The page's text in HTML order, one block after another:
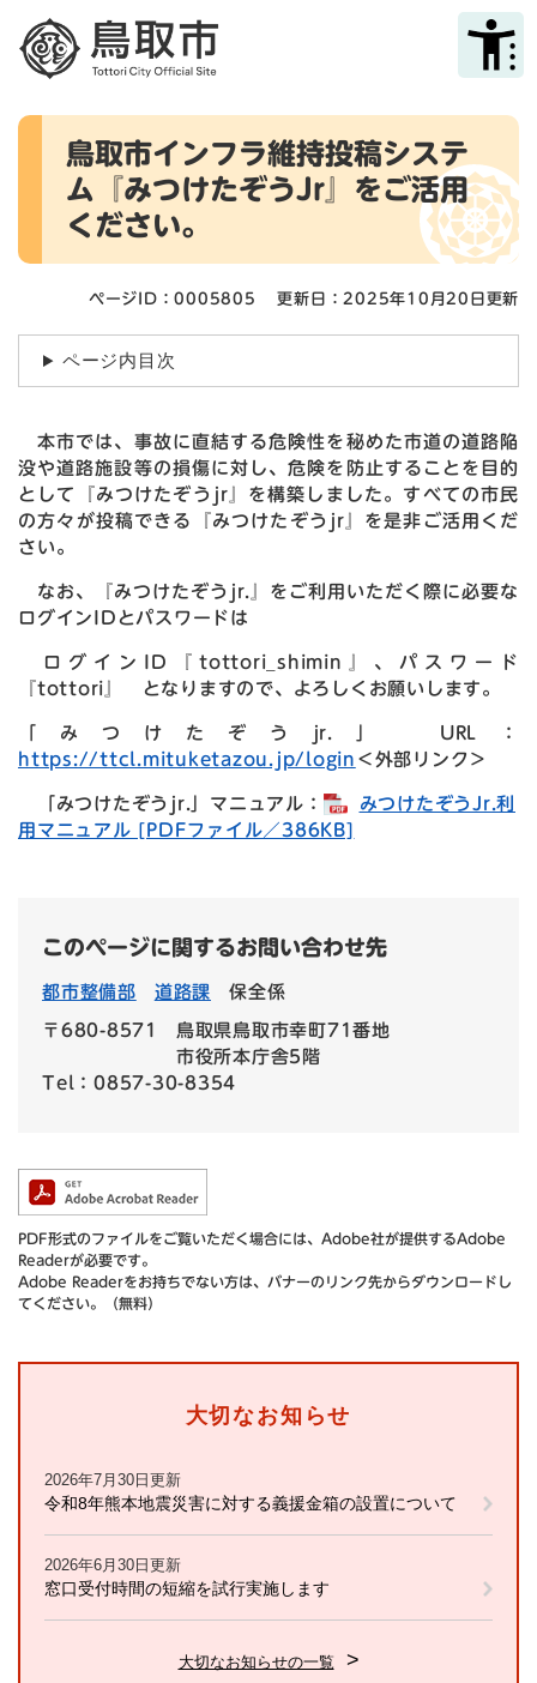
メニューを飛ばして本文へ
本
鳥取市インフラ維持投稿システ
ム『みつけたぞうJr』をご活用
ください。
ページID：0005805 更新日：2025年10月20日更新
ページ内目次
本市では、事故に直結する危険性を秘めた市道の道路陥
没や道路施設等の損傷に対し、危険を防止することを目的
として『みつけたぞうjr』を構築しました。すべての市民
の方々が投稿できる『みつけたぞうjr』を是非ご活用くだ
さい。
なお、『みつけたぞうjr.』をご利用いただく際に必要な
ログインIDとパスワードは
ログインID『tottori_shimin』、パスワード
『tottori』 となりますので、よろしくお願いします。
「みつけたぞうjr.」 URL：
https://ttcl.mituketazou.jp/login ＜外部リンク＞
「みつけたぞうjr.」マニュアル：
みつけたぞうJr.利
用マニュアル [PDFファイル／386KB]
このページに関するお問い合わせ先
都市整備部 道路課 保全係
〒680-8571
鳥取県鳥取市幸町71番地
市役所本庁舎5階
Tel：0857-30-8354
PDF形式のファイルをご覧いただく場合には、Adobe社が提供するAdobe
Readerが必要です。
Adobe Readerをお持ちでない方は、バナーのリンク先からダウンロードし
てください。（無料）
大切なお知らせ
2026年7月30日更新
令和8年熊本地震災害に対する義援金箱の設置について
2026年6月30日更新
窓口受付時間の短縮を試行実施します
大切なお知らせの一覧